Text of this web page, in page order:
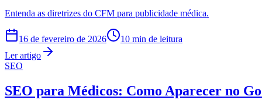
Entenda as diretrizes do CFM para publicidade médica.
16 de fevereiro de 2026
10 min de leitura
Ler artigo
SEO
SEO para Médicos: Como Aparecer no